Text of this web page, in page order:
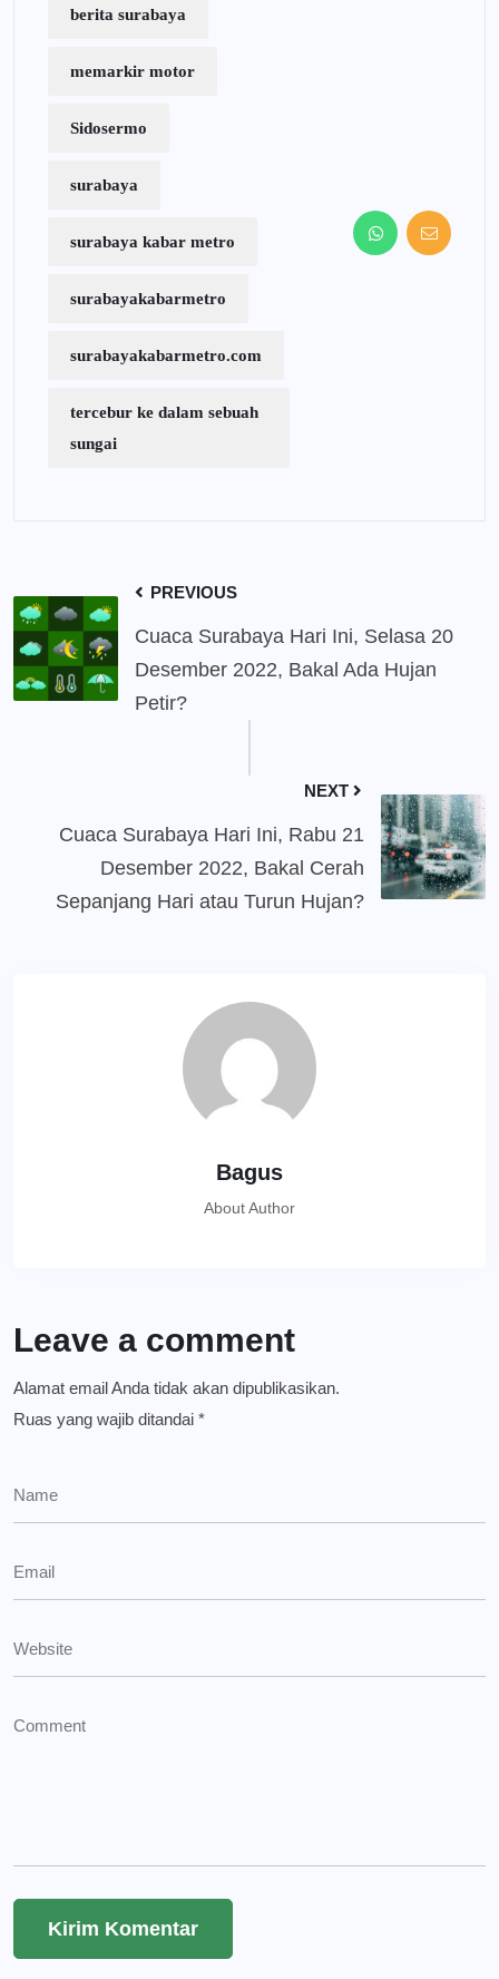
berita surabaya
memarkir motor
Sidosermo
surabaya
surabaya kabar metro
surabayakabarmetro
surabayakabarmetro.com
tercebur ke dalam sebuah
sungai
PREVIOUS
Cuaca Surabaya Hari Ini, Selasa 20
Desember 2022, Bakal Ada Hujan
Petir?
NEXT
Cuaca Surabaya Hari Ini, Rabu 21
Desember 2022, Bakal Cerah
Sepanjang Hari atau Turun Hujan?
Bagus
About Author
Leave a comment
Alamat email Anda tidak akan dipublikasikan.
Ruas yang wajib ditandai *